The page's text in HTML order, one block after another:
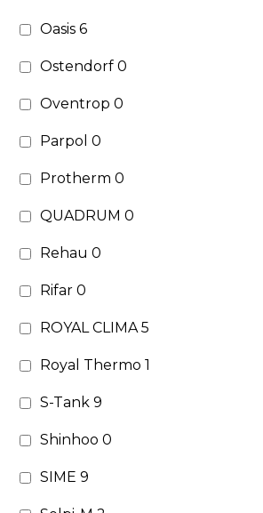
Oasis6
Ostendorf0
Oventrop0
Parpol0
Protherm0
QUADRUM0
Rehau0
Rifar0
ROYAL CLIMA5
Royal Thermo1
S-Tank9
Shinhoo0
SIME9